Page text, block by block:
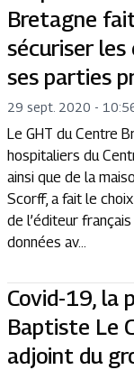
Bretagne
sécuriser les
ses parties
29 sept. 2020 -
Le GHT du Centre
hospitaliers du
ainsi que de la
Scorff, a fait le
de l’éditeur
données av...
Covid-19, la
Baptiste Le
adjoint du